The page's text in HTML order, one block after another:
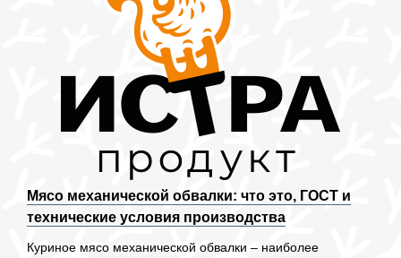
Мясо механической обвалки: что это, ГОСТ и
технические условия производства
Куриное мясо механической обвалки – наиболее